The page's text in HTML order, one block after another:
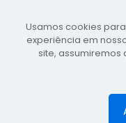
Copyright 2021-
Prefeitura
Página
publicidade
Usamos cookies
experiência em
site, assumiremos